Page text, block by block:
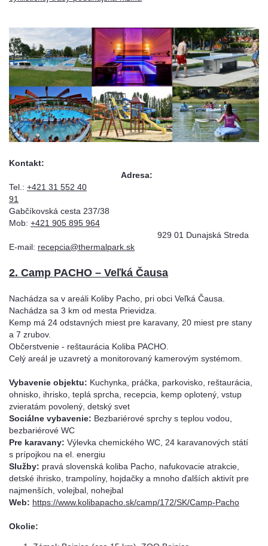
Adresa:
Tel.: +421 31 552 40
91
Gabčíkovská cesta 237/38
Mob: +421 905 895 964
929 01 Dunajská Streda
E-mail: recepcia@thermalpark.sk
2. Camp PACHO – Veľká Čausa
Nachádza sa v areáli Koliby Pacho, pri obci Veľká Čausa.
Nachádza sa 3 km od mesta Prievidza.
Kemp má 24 odstavných miest pre karavany, 20 miest pre stany
a 7 zrubov.
Občerstvenie - reštaurácia Koliba PACHO.
Celý areál je uzavretý a monitorovaný kamerovým systémom.
Vybavenie objektu: Kuchynka, práčka, parkovisko, reštaurácia,
ohnisko, ihrisko, teplá sprcha, recepcia, kemp oplotený, vstup
zvieratám povolený, detský svet
Sociálne vybavenie: Bezbariérové sprchy s teplou vodou,
bezbariérové WC
Pre karavany: Výlevka chemického WC, 24 karavanových státí
s prípojkou na el. energiu
Služby: pravá slovenská koliba Pacho, nafukovacie atrakcie,
detské ihrisko, trampolíny, hojdačky a mnoho ďalších aktivít pre
najmenších, volejbal, nohejbal
Web: https://www.kolibapacho.sk/camp/172/SK/Camp-Pacho
Okolie: